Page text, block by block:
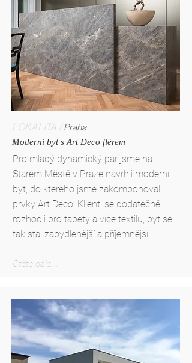
LOKALITA /Praha
Moderní byt s Art Deco flérem
Pro mladý dynamický pár jsme na
Starém Městě v Praze navrhli moderní
byt, do kterého jsme zakomponovali
prvky Art Deco. Klienti se dodatečně
rozhodli pro tapety a více textilu, byt se
tak stal zabydlenější a příjemnější.
Čtěte dále....